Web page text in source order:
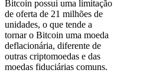
Bitcoin possui uma limitação
de oferta de 21 milhões de
unidades, o que tende a
tornar o Bitcoin uma moeda
deflacionária, diferente de
outras criptomoedas e das
moedas fiduciárias comuns.